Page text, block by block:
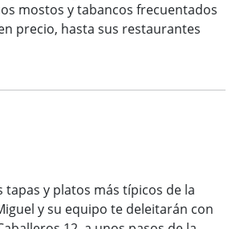
mostos y tabancos frecuentados
precio, hasta sus restaurantes
tapas y platos más típicos de la
y su equipo te deleitarán con